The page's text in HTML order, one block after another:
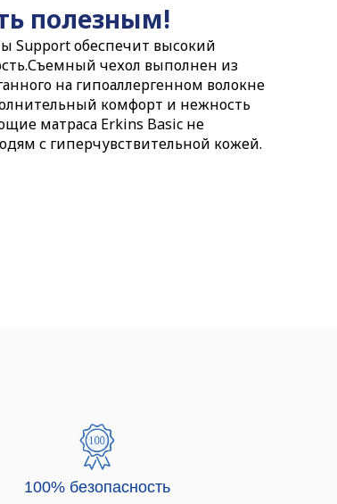
полезным!
Support обеспечит высокий
чехол выполнен из
на гипоаллергенном волокне
комфорт и нежность
матраса Erkins Basic не
с гиперчувствительной кожей.
100% безопаcность